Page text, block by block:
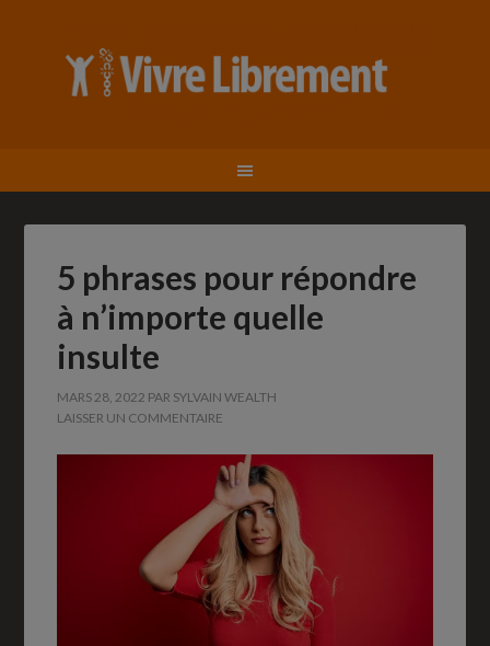
5 phrases pour répondre
à n’importe quelle
insulte
MARS 28, 2022 PAR SYLVAIN WEALTH
LAISSER UN COMMENTAIRE